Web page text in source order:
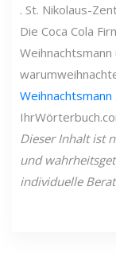
. St. Nikolaus-
Die Coca Cola
Weihnachtsmann
Dieser Inhalt ist
und
individuelle